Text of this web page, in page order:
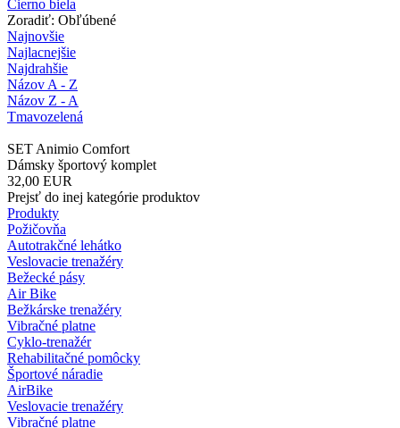
Čierno biela
Zoradiť: Obľúbené
Najnovšie
Najlacnejšie
Najdrahšie
Názov A - Z
Názov Z - A
Tmavozelená
SET Animio Comfort
Dámsky športový komplet
32,00 EUR
Prejsť do inej kategórie produktov
Produkty
Požičovňa
Autotrakčné lehátko
Veslovacie trenažéry
Bežecké pásy
Air Bike
Bežkárske trenažéry
Vibračné platne
Cyklo-trenažér
Rehabilitačné pomôcky
Športové náradie
AirBike
Veslovacie trenažéry
Vibračné platne